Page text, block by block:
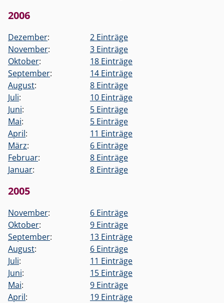
2006
Dezember:
2 Einträge
November:
3 Einträge
Oktober:
18 Einträge
September:
14 Einträge
August:
8 Einträge
Juli:
10 Einträge
Juni:
5 Einträge
Mai:
5 Einträge
April:
11 Einträge
März:
6 Einträge
Februar:
8 Einträge
Januar: 8 Einträge
2005
November:
6 Einträge
Oktober:
9 Einträge
September:
13 Einträge
August:
6 Einträge
Juli:
11 Einträge
Juni:
15 Einträge
Mai:
9 Einträge
April:
19 Einträge